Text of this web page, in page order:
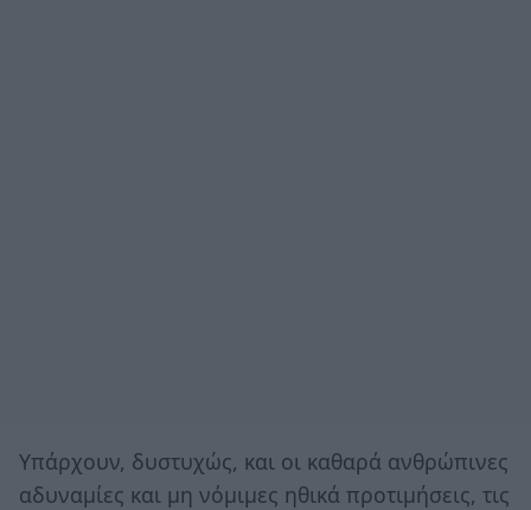
Υπάρχουν, δυστυχώς, και οι καθαρά ανθρώπινες
αδυναμίες και μη νόμιμες ηθικά προτιμήσεις, τις